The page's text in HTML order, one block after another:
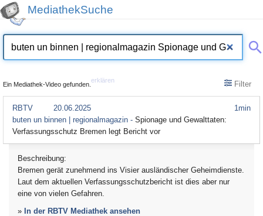
MediathekSuche
Ein Mediathek-Video gefunden.
erklären Filter
1min
RBTV
20.06.2025
buten un binnen | regionalmagazin - Spionage und Gewalttaten:
Verfassungsschutz Bremen legt Bericht vor
Beschreibung:
Bremen gerät zunehmend ins Visier ausländischer Geheimdienste.
Laut dem aktuellen Verfassungsschutzbericht ist dies aber nur
eine von vielen Gefahren.
» In der RBTV Mediathek ansehen